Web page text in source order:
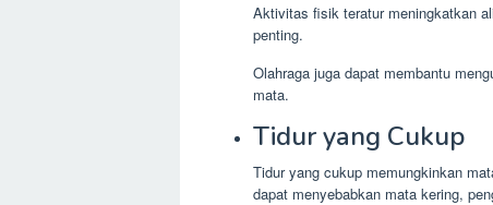
Aktivitas fisik teratur meningkatkan
penting.
Olahraga juga dapat membantu
mata.
Tidur yang Cukup
Tidur yang cukup memungkinkan
dapat menyebabkan mata kering,